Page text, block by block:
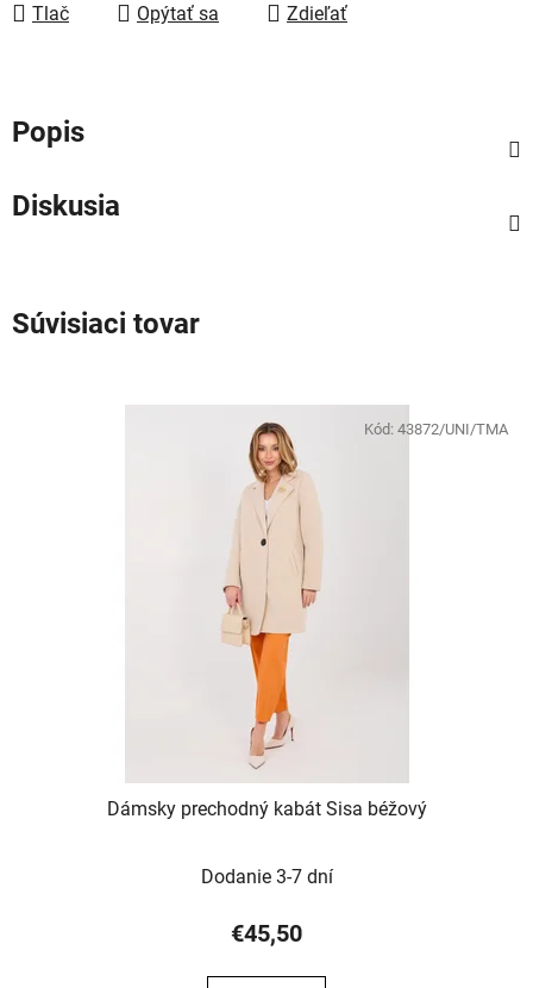
Tlač Opýtať sa Zdieľať
Popis
Diskusia
Súvisiaci tovar
Dámsky prechodný kabát Sisa béžový
Dodanie 3-7 dní
€45,50
Kód: 43872/UNI/TMA